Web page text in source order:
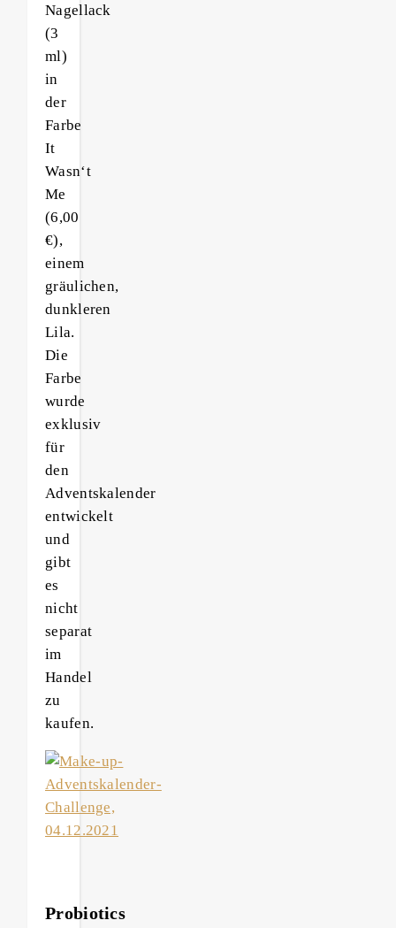
Nagellack
(3
ml)
in
der
Farbe
It
Wasn‘t
Me
(6,00
€),
einem
gräulichen,
dunkleren
Lila.
Die
Farbe
wurde
exklusiv
für
den
Adventskalender
entwickelt
und
gibt
es
nicht
separat
im
Handel
zu
kaufen.
Probiotics